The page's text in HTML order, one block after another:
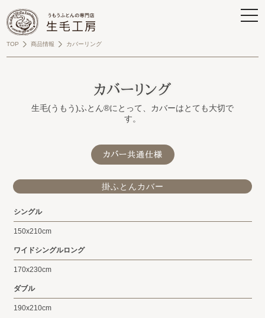
カバーリング
生毛(うもう)ふとん®にとって、カバーはとても大切で
す。
TOP 商品情報 カバーリング
カバー共通仕様
掛ふとんカバー
シングル
150x210cm
ワイドシングルロング
170x230cm
ダブル
190x210cm